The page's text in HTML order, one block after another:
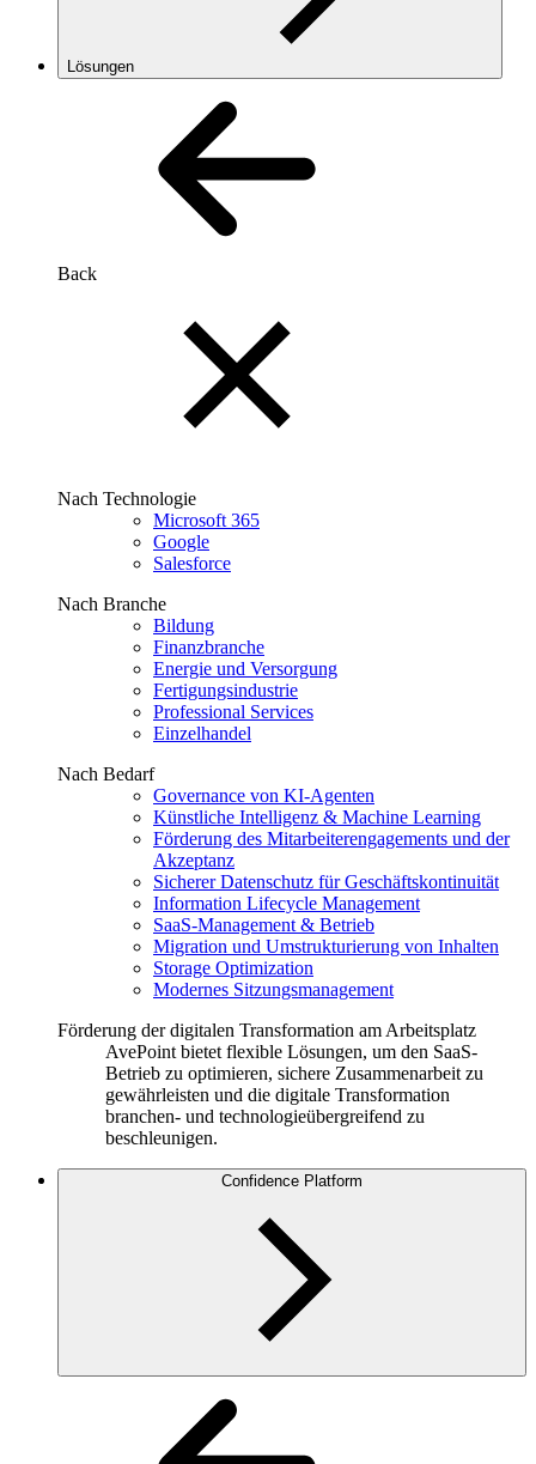
Lösungen
Back
Nach Technologie
Microsoft 365
Google
Salesforce
Nach Branche
Bildung
Finanzbranche
Energie und Versorgung
Fertigungsindustrie
Professional Services
Einzelhandel
Nach Bedarf
Governance von KI-Agenten
Künstliche Intelligenz & Machine Learning
Förderung des Mitarbeiterengagements und der
Akzeptanz
Sicherer Datenschutz für Geschäftskontinuität
Information Lifecycle Management
SaaS-Management & Betrieb
Migration und Umstrukturierung von Inhalten
Storage Optimization
Modernes Sitzungsmanagement
Förderung der digitalen Transformation am Arbeitsplatz
AvePoint bietet flexible Lösungen, um den SaaS-
Betrieb zu optimieren, sichere Zusammenarbeit zu
gewährleisten und die digitale Transformation
branchen- und technologieübergreifend zu
beschleunigen.
Confidence Platform